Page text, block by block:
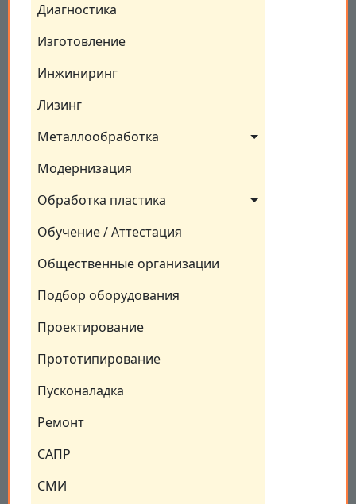
Диагностика
Изготовление
Инжиниринг
Лизинг
Металлообработка
Модернизация
Обработка пластика
Обучение / Аттестация
Общественные организации
Подбор оборудования
Проектирование
Прототипирование
Пусконаладка
Ремонт
САПР
СМИ